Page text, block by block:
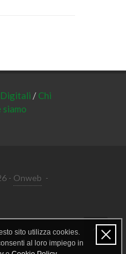
/ Chi
siamo
- Onweb -
Area riservata
sito utilizza cookies.
al loro impiego in